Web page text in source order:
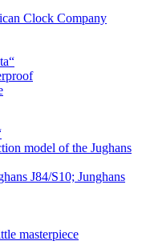
Clock Company
model of the Jughans
J84/S10; Junghans
masterpiece